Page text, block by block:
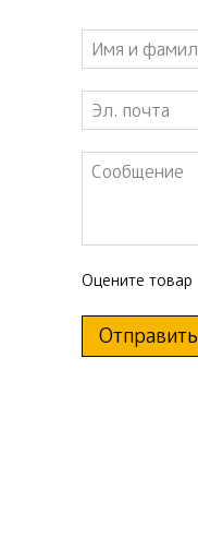
Оцените товар
Отправить